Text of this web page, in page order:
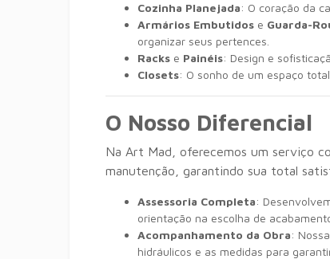
Cozinha Planejada: O coração da
Armários Embutidos e Guarda-
organizar seus pertences.
Racks e Painéis: Design e
Closets: O sonho de um espaço
O Nosso Diferencial
Na Art Mad, oferecemos um serviço
manutenção, garantindo sua total
Assessoria Completa:
orientação na escolha de
Acompanhamento da Obra:
hidráulicos e as medidas para